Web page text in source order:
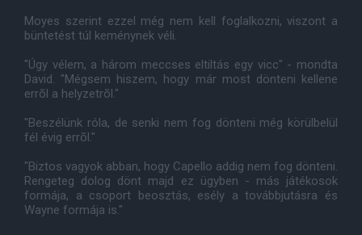
Moyes szerint ezzel még nem kell foglalkozni, viszont a
büntetést túl keménynek véli.
"Úgy vélem, a három meccses eltiltás egy vicc" - mondta
David. "Mégsem hiszem, hogy már most dönteni kellene
errõl a helyzetrõl."
"Beszélünk róla, de senki nem fog dönteni még körülbelül
fél évig errõl."
"Biztos vagyok abban, hogy Capello addig nem fog dönteni.
Rengeteg dolog dönt majd ez ügyben - más játékosok
formája, a csoport beosztás, esély a továbbjutásra és
Wayne formája is."